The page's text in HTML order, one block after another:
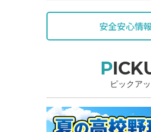
安全安心情
ピックア